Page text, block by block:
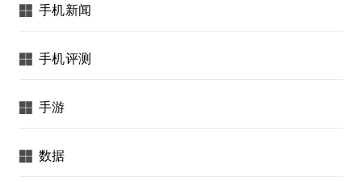
手机新闻
手机评测
手游
数据